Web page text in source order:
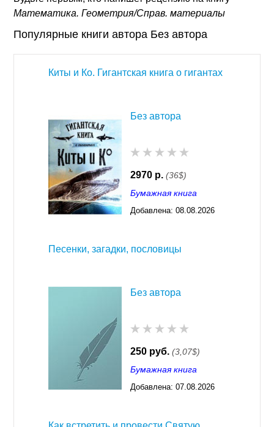
Математика. Геометрия/Справ. материалы
Популярные книги автора Без автора
Киты и Ко. Гигантская книга о гигантах
Без автора
2970 р. (36$)
Бумажная книга
Добавлена: 08.08.2026
Песенки, загадки, пословицы
Без автора
250 руб. (3,07$)
Бумажная книга
Добавлена: 07.08.2026